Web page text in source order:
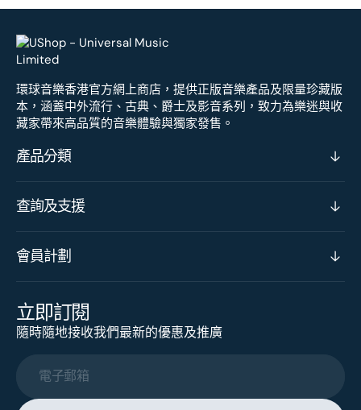
環球音樂香港官方網上商店，提供正版音樂產品及限量珍藏版
本，涵蓋中外流行、古典、爵士及影音系列，致力為樂迷與收
藏家帶來高品質的音樂體驗與獨家發售。
產品分類
查詢及支援
會員計劃
立即訂閱
隨時隨地接收我們最新的優惠及推廣
電子郵箱